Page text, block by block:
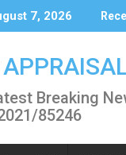
7, 2026
लातेहार में अतिक्रमण के खिलाफ
Breaking
85246